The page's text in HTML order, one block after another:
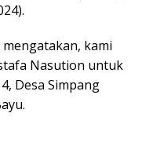
kami
Nasution untuk
Desa Simpang